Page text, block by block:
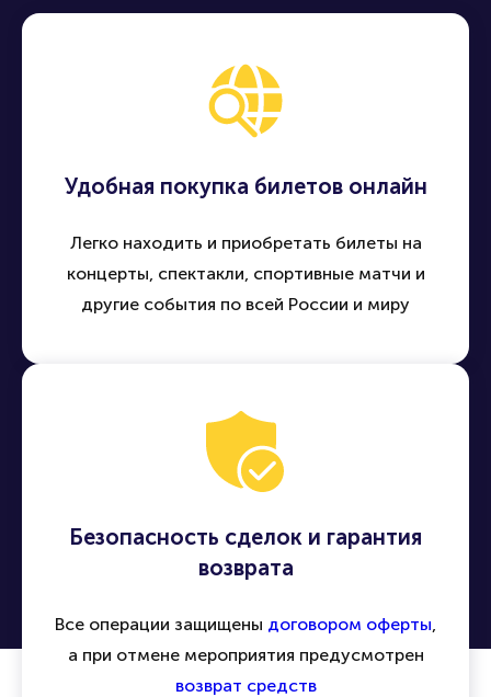
Удобная покупка билетов онлайн
Легко находить и приобретать билеты на
концерты, спектакли, спортивные матчи и
другие события по всей России и миру
Безопасность сделок и гарантия
возврата
Все операции защищены договором оферты,
а при отмене мероприятия предусмотрен
возврат средств